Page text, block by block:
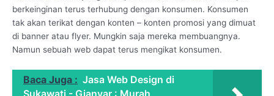
berkeinginan terus terhubung dengan konsumen. Konsumen
tak akan terikat dengan konten – konten promosi yang dimuat
di banner atau flyer. Mungkin saja mereka membuangnya.
Namun sebuah web dapat terus mengikat konsumen.
Baca Juga : Jasa Web Design di
Sukawati - Gianyar : Murah
CS Lenteraweb
Online